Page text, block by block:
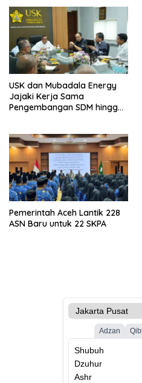
USK dan Mubadala Energy
Jajaki Kerja Sama
Pengembangan SDM hingga
Pemerintah Aceh Lantik 228
ASN Baru untuk 22 SKPA